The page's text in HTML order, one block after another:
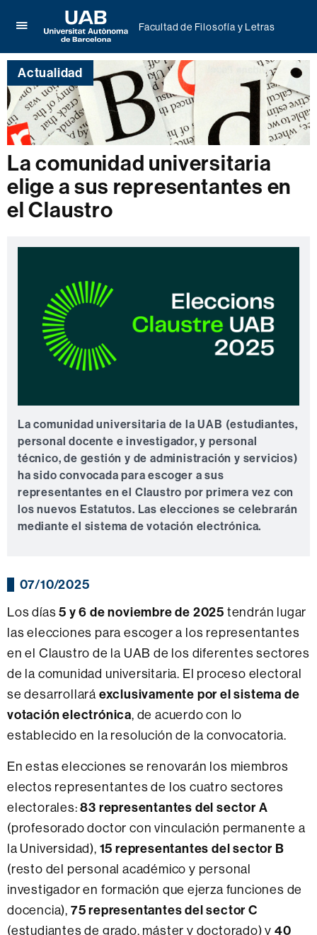
aquí
para
desplegar
el
menú
de
Facultad
de
Filosofía
y
Letras
Universitat
Autònoma
de
Barcelona
Facultad de Filosofía y Letras
Actualidad
La comunidad universitaria
elige a sus representantes en
el Claustro
La comunidad universitaria de la UAB (estudiantes,
personal docente e investigador, y personal
técnico, de gestión y de administración y servicios)
ha sido convocada para escoger a sus
representantes en el Claustro por primera vez con
los nuevos Estatutos. Las elecciones se celebrarán
mediante el sistema de votación electrónica.
07/10/2025
Los días5 y 6 de noviembre de 2025 tendrán lugar
las elecciones para escoger a los representantes
en el Claustro de la UAB de los diferentes sectores
de la comunidad universitaria. El proceso electoral
se desarrollará exclusivamente por el sistema de
votación electrónica, de acuerdo con lo
establecido en la resolución de la convocatoria.
En estas elecciones se renovarán los miembros
electos representantes de los cuatro sectores
electorales:83 representantes del sector A
(profesorado doctor con vinculación permanente a
la Universidad), 15 representantes del sector B
(resto del personal académico y personal
investigador en formación que ejerza funciones de
docencia), 75 representantes del sector C
(estudiantes de grado, máster y doctorado) y 40